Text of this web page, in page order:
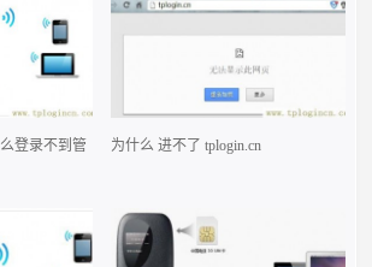
登录不到管
为什么 进不了 tplogin.cn